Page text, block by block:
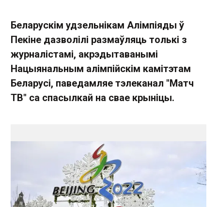
Беларускім удзельнікам Алімпіяды ў
Пекіне дазволілі размаўляць толькі з
журналістамі, акрэдытаванымі
Нацыянальным алімпійскім камітэтам
Беларусі, паведамляе тэлеканал "Матч
ТВ" са спасылкай на свае крыніцы.